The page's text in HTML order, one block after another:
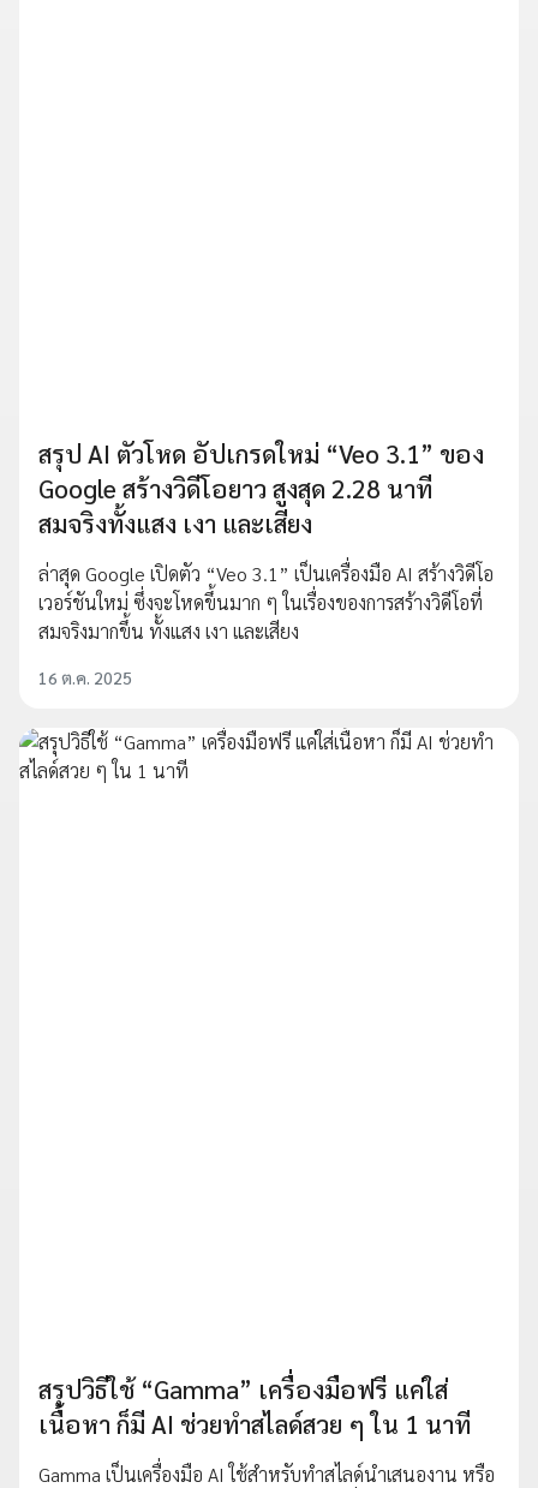
สรุป AI ตัวโหด อัปเกรดใหม่ “Veo 3.1” ของ
Google สร้างวิดีโอยาว สูงสุด 2.28 นาที
สมจริงทั้งแสง เงา และเสียง
ล่าสุด Google เปิดตัว “Veo 3.1” เป็นเครื่องมือ AI สร้างวิดีโอ
เวอร์ชันใหม่ ซึ่งจะโหดขึ้นมาก ๆ ในเรื่องของการสร้างวิดีโอที่
สมจริงมากขึ้น ทั้งแสง เงา และเสียง
16 ต.ค. 2025
สรุปวิธีใช้ “Gamma” เครื่องมือฟรี แค่ใส่
เนื้อหา ก็มี AI ช่วยทำสไลด์สวย ๆ ใน 1 นาที
Gamma เป็นเครื่องมือ AI ใช้สำหรับทำสไลด์นำเสนองาน หรือ